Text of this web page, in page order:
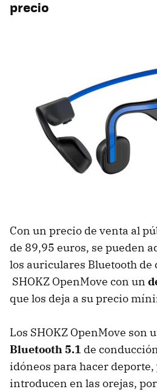
precio
Con un precio de venta al
de 89,95 euros, se pueden
los auriculares Bluetooth de
SHOKZ OpenMove con un
que los deja a su precio
Los SHOKZ OpenMove son
Bluetooth 5.1 de
idóneos para hacer deporte,
introducen en las orejas,